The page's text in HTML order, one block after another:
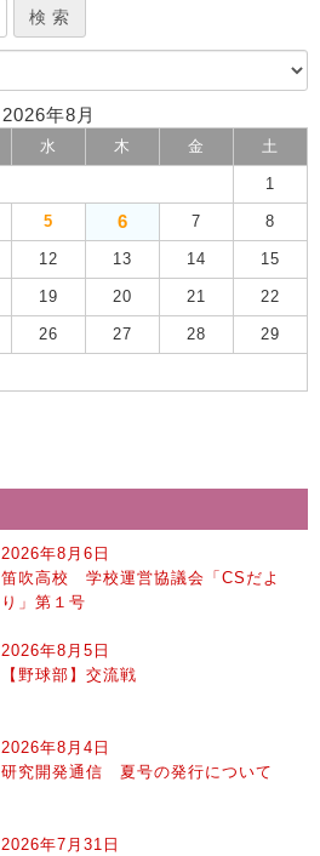
2026年8月
水 木 金 土
1
5 6 7 8
12 13 14 15
19 20 21 22
26 27 28 29
2026年8月6日
笛吹高校 学校運営協議会「CSだよ
り」第１号
2026年8月5日
【野球部】交流戦
2026年8月4日
研究開発通信 夏号の発行について
2026年7月31日